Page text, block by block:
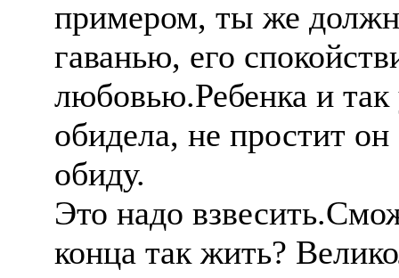
примером, ты же
гаванью, его
любовью.Ребенка и
обидела, не простит
обиду.
Это надо
конца так жить?